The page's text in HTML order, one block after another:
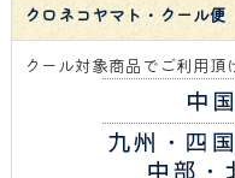
クロネコヤマト・クール便
クール対象商品でご利用頂